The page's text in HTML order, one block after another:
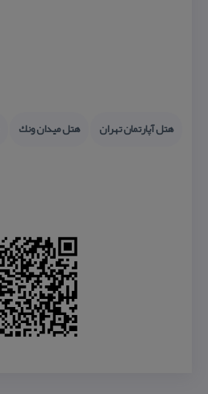
هتل آپارتمان تهران هتل میدان ونك